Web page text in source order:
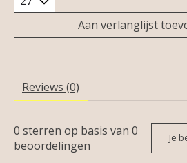
Aan verlanglijst
Reviews (0)
0 sterren op basis van 0
beoordelingen
Je